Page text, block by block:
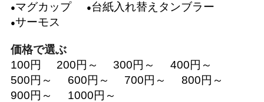
マグカップ
台紙入れ替えタンブラー
サーモス
価格で選ぶ
100円
200円～ 300円～
400円～
500円～
600円～ 700円～
800円～
900円～
1000円～